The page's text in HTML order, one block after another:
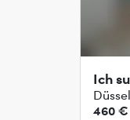
Ich
460 €